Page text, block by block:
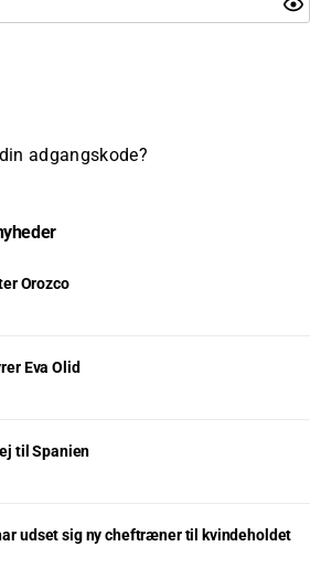
adgangskode?
Orozco
Eva Olid
til Spanien
udset sig ny cheftræner til kvindeholdet